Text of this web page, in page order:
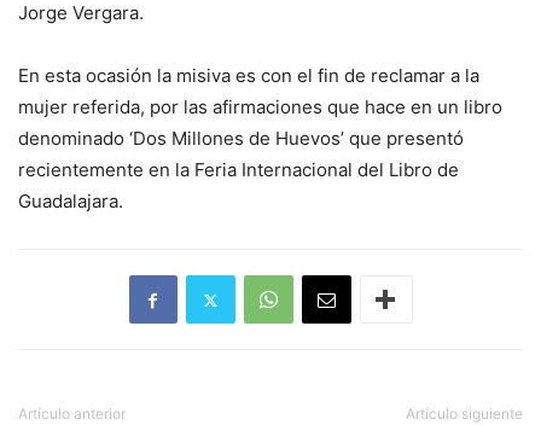
Jorge Vergara.
En esta ocasión la misiva es con el fin de reclamar a la
mujer referida, por las afirmaciones que hace en un libro
denominado ‘Dos Millones de Huevos’ que presentó
recientemente en la Feria Internacional del Libro de
Guadalajara.
Artículo anterior Artículo siguiente